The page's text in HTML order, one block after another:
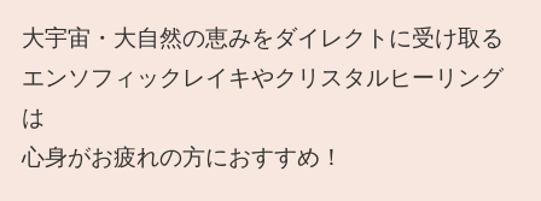
大宇宙・大自然の恵みをダイレクトに受け取る
エンソフィックレイキやクリスタルヒーリング
は
心身がお疲れの方におすすめ！